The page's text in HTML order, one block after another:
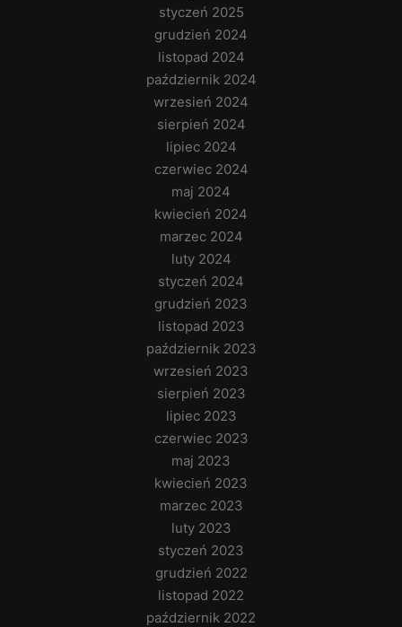
styczeń 2025
grudzień 2024
listopad 2024
październik 2024
wrzesień 2024
sierpień 2024
lipiec 2024
czerwiec 2024
maj 2024
kwiecień 2024
marzec 2024
luty 2024
styczeń 2024
grudzień 2023
listopad 2023
październik 2023
wrzesień 2023
sierpień 2023
lipiec 2023
czerwiec 2023
maj 2023
kwiecień 2023
marzec 2023
luty 2023
styczeń 2023
grudzień 2022
listopad 2022
październik 2022